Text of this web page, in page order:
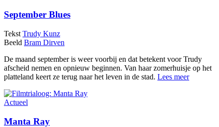
September Blues
Tekst Trudy Kunz
Beeld Bram Dirven
De maand september is weer voorbij en dat betekent voor Trudy
afscheid nemen en opnieuw beginnen. Van haar zomerhuisje op het
platteland keert ze terug naar het leven in de stad. Lees meer
Actueel
Manta Ray